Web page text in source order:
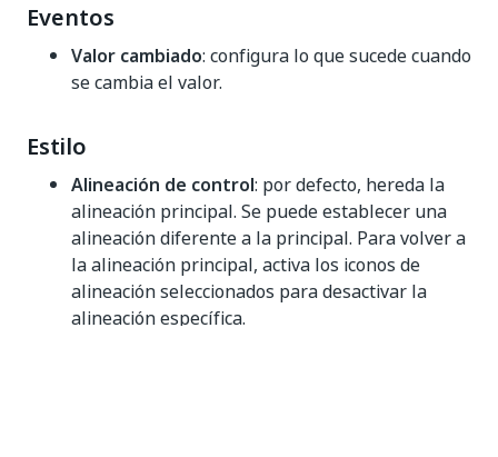
Eventos
Valor cambiado: configura lo que sucede cuando
se cambia el valor.
Estilo
Alineación de control: por defecto, hereda la
alineación principal. Se puede establecer una
alineación diferente a la principal. Para volver a
la alineación principal, activa los iconos de
alineación seleccionados para desactivar la
alineación específica.